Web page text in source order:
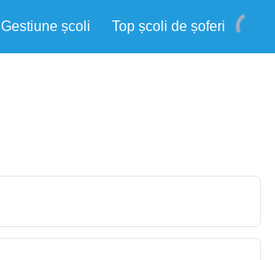
Gestiune școli Top școli de șoferi